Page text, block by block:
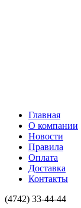
Главная
О компании
Новости
Правила
Оплата
Доставка
Контакты
(4742) 33-44-44